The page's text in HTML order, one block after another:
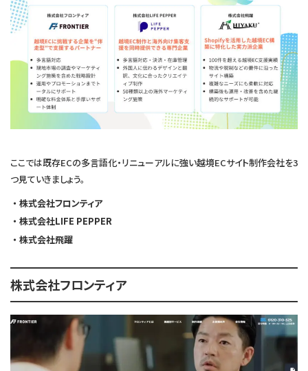
ここでは既存ECの多言語化・リニューアルに強い越境ECサイト制作会社を3
つ見ていきましょう。
株式会社フロンティア
株式会社LIFE PEPPER
株式会社飛躍
株式会社フロンティア